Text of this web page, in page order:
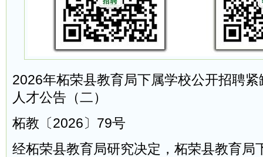
2026年柘荣县教育局下属学校公开招聘
人才公告（二）
柘教〔2026〕79号
经柘荣县教育局研究决定，柘荣县教育局